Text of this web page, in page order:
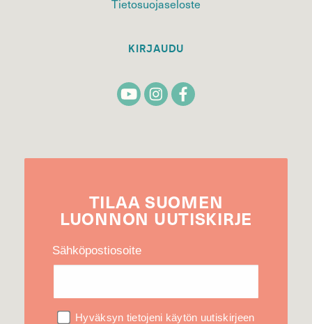
Tietosuojaseloste
KIRJAUDU
TILAA SUOMEN
LUONNON UUTIS­KIRJE
Sähköpostiosoite
Hyväksyn tietojeni käytön uutiskirjeen